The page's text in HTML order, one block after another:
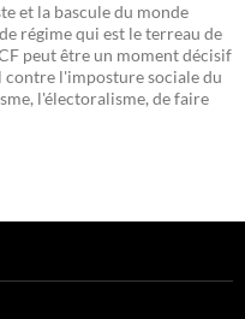
et la bascule du monde
régime qui est le terreau de
peut être un moment décisif
l'imposture sociale du
l'électoralisme, de faire